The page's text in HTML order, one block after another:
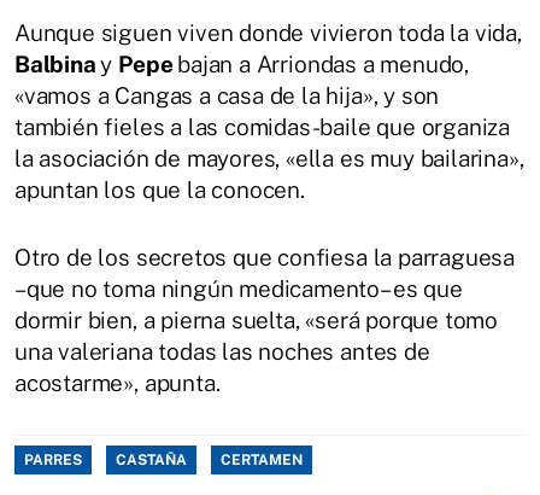
Aunque siguen viven donde vivieron toda la vida,
Balbinay Pepebajan a Arriondas a menudo,
«vamos a Cangas a casa de la hija», y son
también fieles a las comidas-baile que organiza
la asociación de mayores, «ella es muy bailarina»,
apuntan los que la conocen.
Otro de los secretos que confiesa la parraguesa
–que no toma ningún medicamento– es que
dormir bien, a pierna suelta, «será porque tomo
una valeriana todas las noches antes de
acostarme», apunta.
PARRES CASTAÑA CERTAMEN